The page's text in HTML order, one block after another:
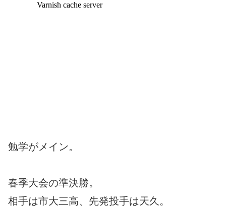
勉学がメイン。
春季大会の準決勝。
相手は市大三高、先発投手は天久。